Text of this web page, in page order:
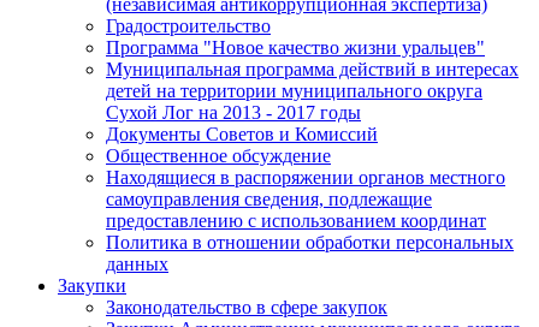
(независимая антикоррупционная экспертиза)
Градостроительство
Программа "Новое качество жизни уральцев"
Муниципальная программа действий в интересах
детей на территории муниципального округа
Сухой Лог на 2013 - 2017 годы
Документы Советов и Комиссий
Общественное обсуждение
Находящиеся в распоряжении органов местного
самоуправления сведения, подлежащие
предоставлению с использованием координат
Политика в отношении обработки персональных
данных
Закупки
Законодательство в сфере закупок